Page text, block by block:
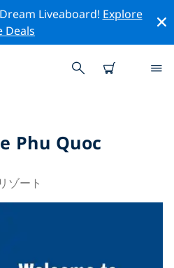
Liveaboard! Explore
Deals
Phu Quoc
ゾート